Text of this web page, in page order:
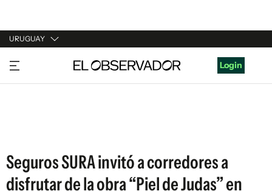
URUGUAY
URUGUAY
ARGENTINA
Login
Seguros SURA invitó a corredores a
disfrutar de la obra “Piel de Judas” en